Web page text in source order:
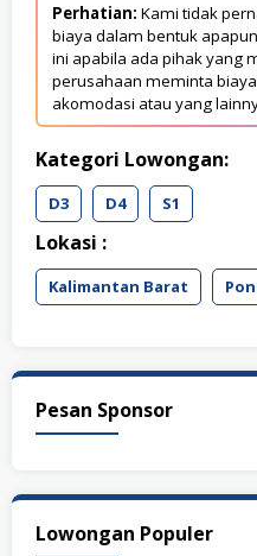
Perhatian: Kami tidak
biaya dalam bentuk
ini apabila ada pihak yang
perusahaan meminta
akomodasi atau yang
Kategori Lowongan:
D3 D4 S1
Lokasi :
Kalimantan Barat
Pesan Sponsor
Lowongan Populer